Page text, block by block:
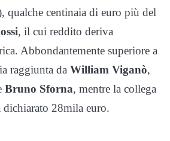
qualche centinaia di euro più del
, il cui reddito deriva
Abbondantemente superiore a
raggiunta da William Viganò,
Bruno Sforna, mentre la collega
dichiarato 28mila euro.